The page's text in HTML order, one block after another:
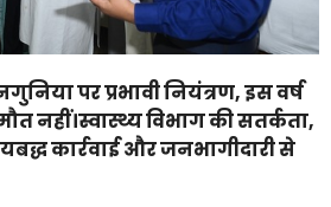
पर प्रभावी नियंत्रण, इस वर्ष
नहीं।स्वास्थ्य विभाग की सतर्कता,
कार्रवाई और जनभागीदारी से